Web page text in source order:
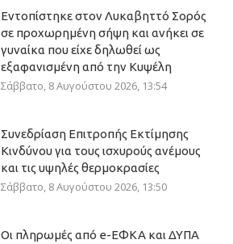
Εντοπίστηκε στον Λυκαβηττό Σορός
σε προχωρημένη σήψη και ανήκει σε
γυναίκα που είχε δηλωθεί ως
εξαφανισμένη από την Κυψέλη
Σάββατο, 8 Αυγούστου 2026, 13:54
Συνεδρίαση Επιτροπής Εκτίμησης
Κινδύνου για τους ισχυρούς ανέμους
και τις υψηλές θερμοκρασίες
Σάββατο, 8 Αυγούστου 2026, 13:50
Οι πληρωμές από e-ΕΦΚΑ και ΔΥΠΑ